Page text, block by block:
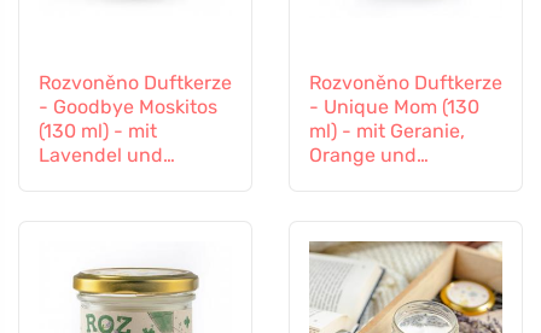
Rozvoněno Duftkerze
- Goodbye Moskitos
(130 ml) - mit
Lavendel und
Rozvoněno Duftkerze
- Unique Mom (130
ml) - mit Geranie,
Orange und